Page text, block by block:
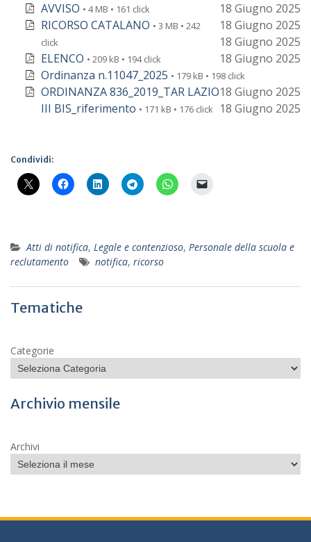
18 Giugno 2025
AVVISO • 4 MB • 161 click
18 Giugno 2025
RICORSO CATALANO • 3 MB • 242
click
18 Giugno 2025
ELENCO • 209 kB • 194 click
18 Giugno 2025
Ordinanza n.11047_2025 • 179 kB • 198 click
18 Giugno 2025
ORDINANZA 836_2019_TAR LAZIO
III BIS_riferimento • 171 kB • 176 click 18 Giugno 2025
Condividi:
Atti di notifica, Legale e contenzioso, Personale della scuola e
reclutamento
notifica, ricorso
Tematiche
Categorie
Archivio mensile
Archivi